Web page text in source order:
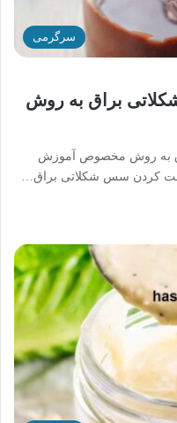
سرگرمی
براق به روش
به روش مخصوص آموزش
کردن سس شکلاتی براق…